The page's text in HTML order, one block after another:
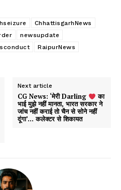
ChhattisgarhNews
newsupdate
RaipurNews
Next article
CG News: ‘मेरी Darling
का
भाई मुझे नहीं मानता, भारत सरकार ने
जांच नहीं कराई तो चैन से सोने नहीं
दूंगा’… कलेक्टर से शिकायत